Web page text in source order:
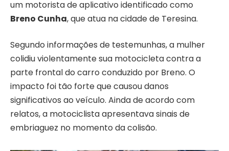
um motorista de aplicativo identificado como
Breno Cunha, que atua na cidade de Teresina.
Segundo informações de testemunhas, a mulher
colidiu violentamente sua motocicleta contra a
parte frontal do carro conduzido por Breno. O
impacto foi tão forte que causou danos
significativos ao veículo. Ainda de acordo com
relatos, a motociclista apresentava sinais de
embriaguez no momento da colisão.